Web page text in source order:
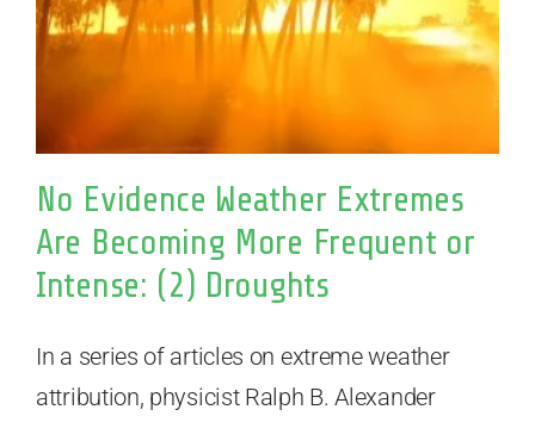
No Evidence Weather Extremes
Are Becoming More Frequent or
Intense: (2) Droughts
In a series of articles on extreme weather
attribution, physicist Ralph B. Alexander